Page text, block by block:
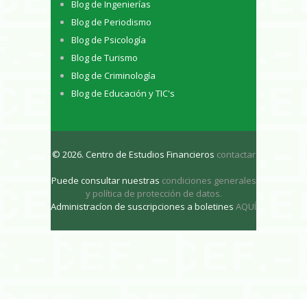
Blog de Ingenierías
Blog de Periodismo
Blog de Psicología
Blog de Turismo
Blog de Criminología
Blog de Educación y TIC's
© 2026. Centro de Estudios Financieros contactar
Puede consultar nuestras condiciones generales
y política de protección de datos.
Administracíon de suscripciones a boletines AQUÍ